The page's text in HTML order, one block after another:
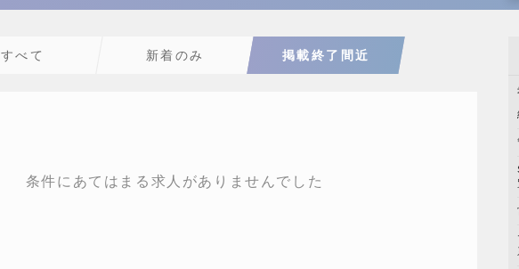
すべて 新着のみ 掲載終了間近
条件にあてはまる求人がありませんでした